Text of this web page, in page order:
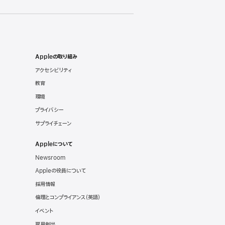
Appleの取り組み
アクセシビリティ
教育
環境
プライバシー
サプライチェーン
Appleについて
Newsroom
Appleの役員について
採用情報
倫理とコンプライアンス（英語）
イベント